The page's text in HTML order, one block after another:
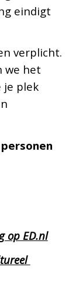
eindigt
verplicht.
we het
je plek
op ED.nl